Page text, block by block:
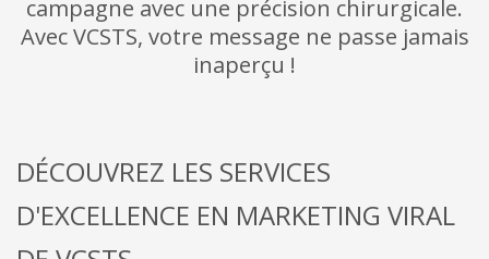
campagne avec une précision chirurgicale.
Avec VCSTS, votre message ne passe jamais
inaperçu !
DÉCOUVREZ LES SERVICES
D'EXCELLENCE EN MARKETING VIRAL